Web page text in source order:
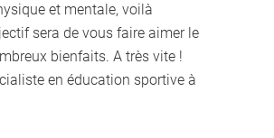
et mentale, voilà
sera de vous faire aimer le
bienfaits. A très vite !
en éducation sportive à